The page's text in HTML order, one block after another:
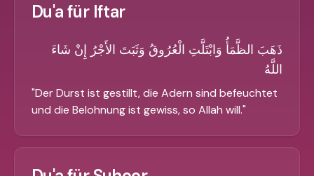
Du'a für Iftar
ذَهَبَ الظَّمَأُ وَابْتَلَّتِ الْعُرُوقُ وَثَبَتَ الأَجْرُ إِنْ شَاءَ
اللَّهُ
"Der Durst ist gestillt, die Adern sind befeuchtet
und die Belohnung ist gewiss, so Allah will."